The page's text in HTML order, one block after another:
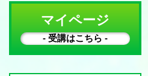
マイページ
- 受講はこちら -